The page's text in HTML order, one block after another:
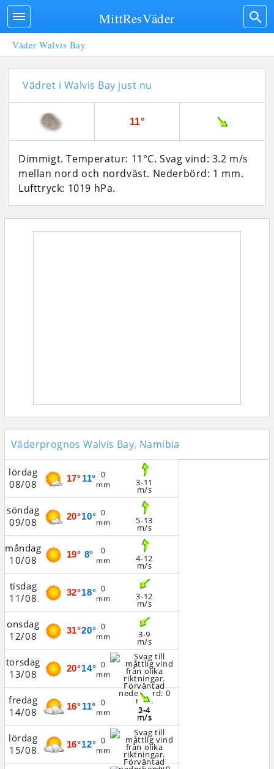
Väder Walvis Bay
Vädret i Walvis Bay just nu
11°
Dimmigt. Temperatur: 11°C. Svag vind: 3.2 m/s
mellan nord och nordväst. Nederbörd: 1 mm.
Lufttryck: 1019 hPa.
Väderprognos Walvis Bay, Namibia
lördag
08/08
söndag
09/08
måndag
10/08
tisdag
11/08
onsdag
12/08
torsdag
13/08
fredag
14/08
lördag
15/08
17°
20°
19°
32°
31°
20°
16°
16°
11°
10°
8°
18°
20°
14°
11°
12°
0
mm
0
mm
0
mm
0
mm
0
mm
0
mm
0
mm
0
mm
3-11
m/s
5-13
m/s
4-12
m/s
3-12
m/s
3-9
m/s
3-4
m/s
2-4
m/s
MittResVäder